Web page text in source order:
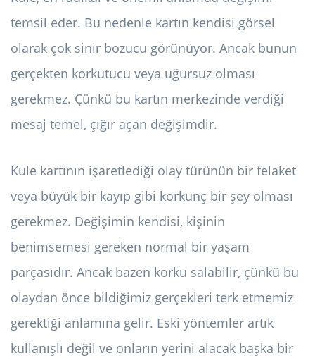
temsil eder. Bu nedenle kartın kendisi görsel
olarak çok sinir bozucu görünüyor. Ancak bunun
gerçekten korkutucu veya uğursuz olması
gerekmez. Çünkü bu kartın merkezinde verdiği
mesaj temel, çığır açan değişimdir.
Kule kartının işaretlediği olay türünün bir felaket
veya büyük bir kayıp gibi korkunç bir şey olması
gerekmez. Değişimin kendisi, kişinin
benimsemesi gereken normal bir yaşam
parçasıdır. Ancak bazen korku salabilir, çünkü bu
olaydan önce bildiğimiz gerçekleri terk etmemiz
gerektiği anlamına gelir. Eski yöntemler artık
kullanışlı değil ve onların yerini alacak başka bir